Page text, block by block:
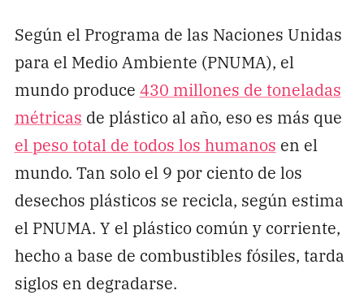
Según el Programa de las Naciones Unidas
para el Medio Ambiente (PNUMA), el
mundo produce 430 millones de toneladas
métricas de plástico al año, eso es más que
el peso total de todos los humanos en el
mundo. Tan solo el 9 por ciento de los
desechos plásticos se recicla, según estima
el PNUMA. Y el plástico común y corriente,
hecho a base de combustibles fósiles, tarda
siglos en degradarse.